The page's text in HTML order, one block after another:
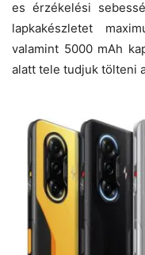
es érzékelési
lapkakészletet
valamint 5000 mAh
alatt tele tudjuk tölteni